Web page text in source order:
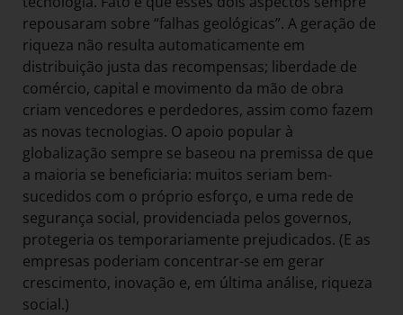
repousaram sobre “falhas geológicas”. A geração de
riqueza não resulta automaticamente em
distribuição justa das recompensas; liberdade de
comércio, capital e movimento da mão de obra
criam vencedores e perdedores, assim como fazem
as novas tecnologias. O apoio popular à
globalização sempre se baseou na premissa de que
a maioria se beneficiaria: muitos seriam bem-
sucedidos com o próprio esforço, e uma rede de
segurança social, providenciada pelos governos,
protegeria os temporariamente prejudicados. (E as
empresas poderiam concentrar-se em gerar
crescimento, inovação e, em última análise, riqueza
social.)